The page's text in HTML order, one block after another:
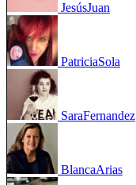
JesúsJuan
PatriciaSola
SaraFernandez
BlancaArias